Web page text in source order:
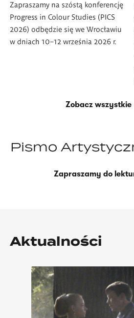
Zapraszamy na szóstą konferencję
Progress in Colour Studies (PICS
2026) odbędzie się we Wrocławiu
w dniach 10–12 września 2026 r.
Zobacz wszystkie
Pismo
Zapraszamy do
Aktualności